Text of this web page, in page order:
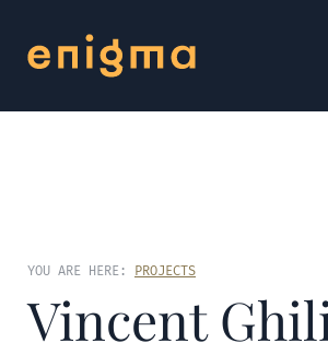
YOU ARE HERE: PROJECTS
Vincent